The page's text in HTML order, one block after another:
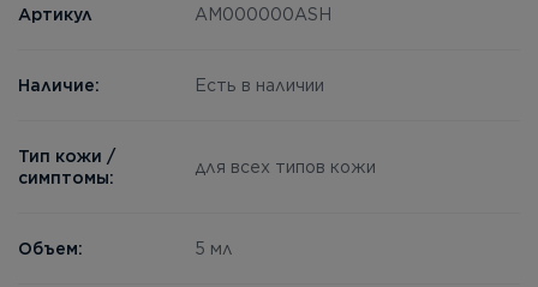
Артикул AM000000ASН
Наличие: Есть в наличии
Тип кожи /
симптомы:
для всех типов кожи
Объем: 5 мл